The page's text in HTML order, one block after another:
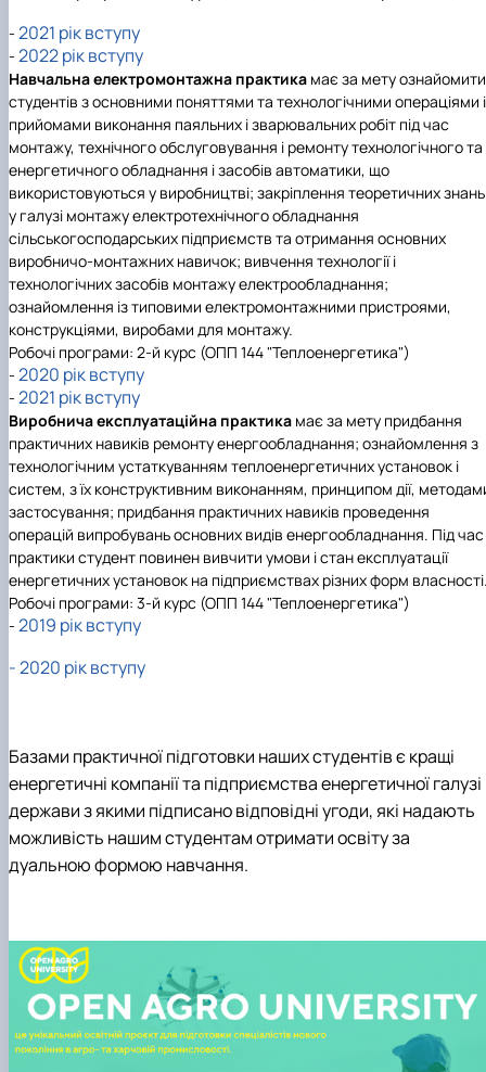
"Теплоенергетика"
- 2021 рік вступу
- 2022 рік вступу
Навчальна електромонтажна практика має за мету ознайомити
студентів з основними поняттями та технологічними операціями і
прийомами виконання паяльних і зварювальних робіт під час
монтажу, технічного обслуговування і ремонту технологічного та
енергетичного обладнання і засобів автоматики, що
використовуються у виробництві; закріплення теоретичних знань
у галузі монтажу електротехнiчного обладнання
сільськогосподарських підприємств та отримання основних
виробничо-монтажних навичок; вивчення технології і
технологічних засобів монтажу електрообладнання;
ознайомлення із типовими електромонтажними пристроями,
конструкціями, виробами для монтажу.
Робочі програми: 2-й курс (ОПП 144 "Теплоенергетика")
- 2020 рік вступу
- 2021 рік вступу
Виробнича експлуатаційна практика має за мету придбання
практичних навиків ремонту енергообладнання; ознайомлення з
технологічним устаткуванням теплоенергетичних установок і
систем, з їх конструктивним виконанням, принципом дії,
застосування; придбання практичних навиків проведення
операцій випробувань основних видів енергообладнання. Під час
практики студент повинен вивчити умови і стан експлуатації
енергетичних установок на підприємствах різних форм
Робочі програми: 3-й курс (ОПП 144 "Теплоенергетика")
- 2019 рік вступу
-2020 рік вступу
Базами практичної підготовки наших студентів є кращі
енергетичні компанії та підприємства енергетичної галузі
держави з якими підписано відповідні угоди, які надають
можливість нашим студентам отримати освіту за
дуальною формою навчання.